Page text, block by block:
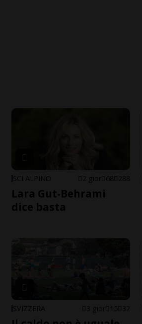
SCI ALPINO 2 gior 68 288
Lara Gut-Behrami
dice basta
SVIZZERA 3 gior 15 32